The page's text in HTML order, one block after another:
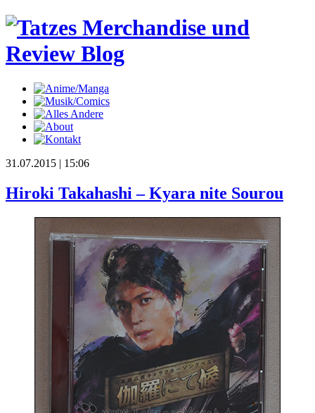
31.07.2015 | 15:06
Hiroki Takahashi – Kyara nite Sourou